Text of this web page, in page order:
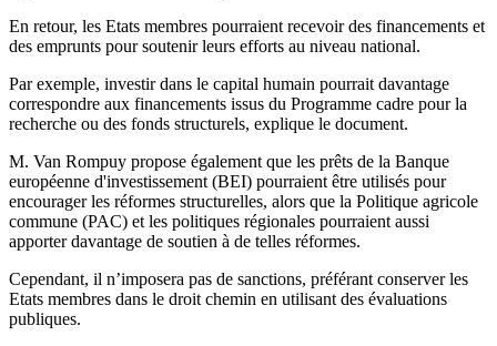
En retour, les Etats membres pourraient recevoir des financements et
des emprunts pour soutenir leurs efforts au niveau national.
Par exemple, investir dans le capital humain pourrait davantage
correspondre aux financements issus du Programme cadre pour la
recherche ou des fonds structurels, explique le document.
M. Van Rompuy propose également que les prêts de la Banque
européenne d'investissement (BEI) pourraient être utilisés pour
encourager les réformes structurelles, alors que la Politique agricole
commune (PAC) et les politiques régionales pourraient aussi
apporter davantage de soutien à de telles réformes.
Cependant, il n’imposera pas de sanctions, préférant conserver les
Etats membres dans le droit chemin en utilisant des évaluations
publiques.